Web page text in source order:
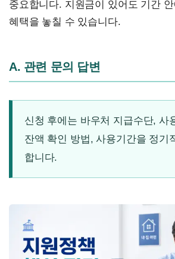
중요합니다. 지원금이 있어도 기간
혜택을 놓칠 수 있습니다.
A. 관련 문의 답변
신청 후에는 바우처 지급수단, 사
잔액 확인 방법, 사용기간을 정기
합니다.